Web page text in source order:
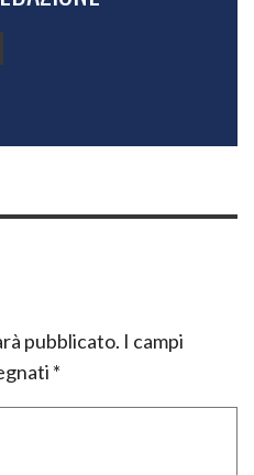
pubblicato. I campi
*